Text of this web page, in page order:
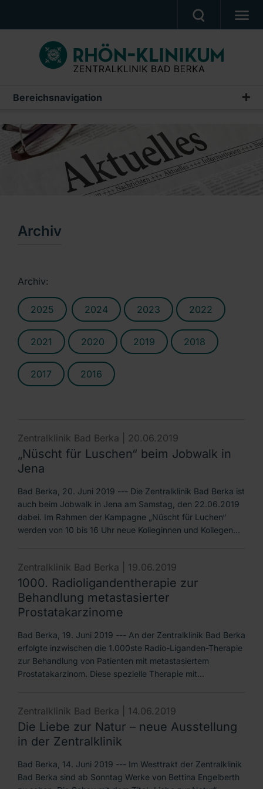
UNSERE KLINIK
PATIENTEN & ANGEHÖRIGE
PRESSE, VERANSTALTUNGEN, FILME
Ein Unternehmen der RHÖN-KLINIKUM AG
Bereichsnavigation
Pressemeldungen
Archiv
Archiv
Archiv:
2025 2024 2023 2022
2021 2020 2019 2018
2017 2016
Zentralklinik Bad Berka | 20.06.2019
„Nüscht für Luschen“ beim Jobwalk in
Jena
Bad Berka, 20. Juni 2019 --- Die Zentralklinik Bad Berka ist
auch beim Jobwalk in Jena am Samstag, den 22.06.2019
dabei. Im Rahmen der Kampagne „Nüscht für Luchen“
werden von 10 bis 16 Uhr neue Kolleginnen und Kollegen…
Zentralklinik Bad Berka | 19.06.2019
1000. Radioligandentherapie zur
Behandlung metastasierter
Prostatakarzinome
Bad Berka, 19. Juni 2019 --- An der Zentralklinik Bad Berka
erfolgte inzwischen die 1.000ste Radio-Liganden-Therapie
zur Behandlung von Patienten mit metastasiertem
Prostatakarzinom. Diese spezielle Therapie mit…
Zentralklinik Bad Berka | 14.06.2019
Die Liebe zur Natur – neue Ausstellung
in der Zentralklinik
Bad Berka, 14. Juni 2019 --- Im Westtrakt der Zentralklinik
Bad Berka sind ab Sonntag Werke von Bettina Engelberth